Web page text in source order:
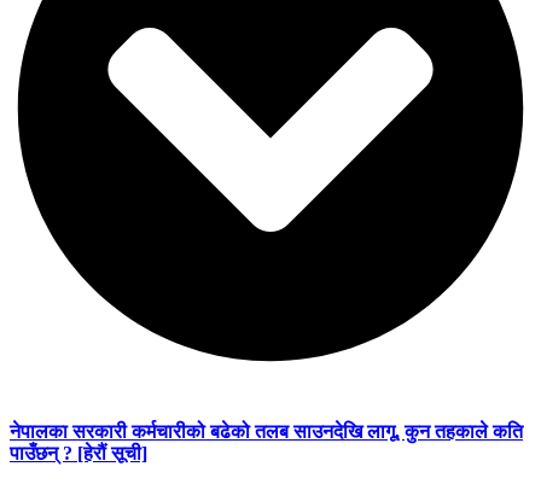
नेपालका सरकारी कर्मचारीको बढेको तलब साउनदेखि लागू, कुन तहकाले कति
पाउँछन् ? [हेरौं सूची]